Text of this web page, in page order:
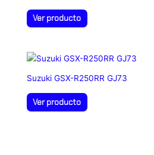
Ver producto
Suzuki GSX-R250RR GJ73
Ver producto